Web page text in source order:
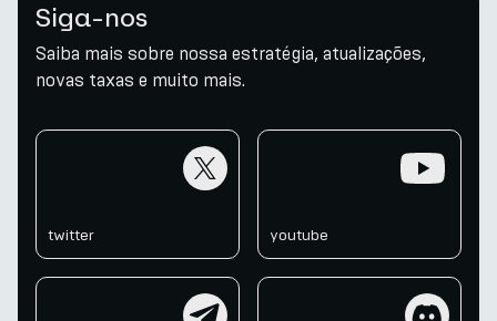
Siga-nos
Saiba mais sobre nossa estratégia, atualizações,
novas taxas e muito mais.
twitter youtube